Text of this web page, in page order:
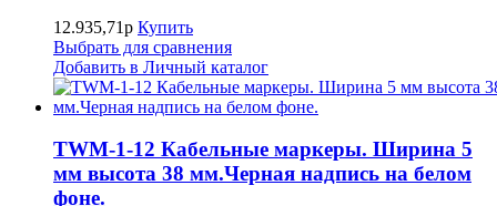
12.935,71р Купить
Выбрать для сравнения
Добавить в Личный каталог
TWM-1-12 Кабельные маркеры. Ширина 5
мм высота 38 мм.Черная надпись на белом
фоне.